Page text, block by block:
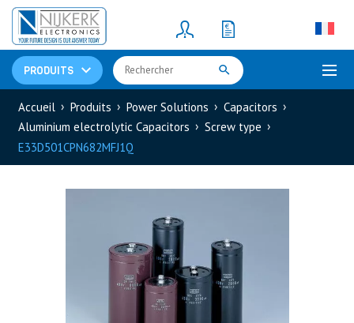
PRODUITS
Resistors(781)
Shunt Resistor
Accueil Produits Power Solutions
Capacitors
Aluminium electrolytic Capacitors
Screw type
E33D501CPN682MFJ1Q